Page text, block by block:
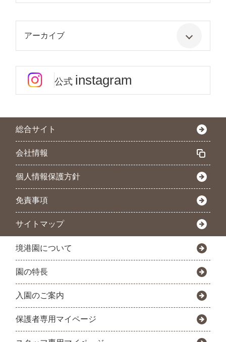
アーカイブ
公式 instagram
総合サイト
会社情報
個人情報保護方針
免責事項
サイトマップ
境港園について
園の特長
入園のご案内
保護者専用マイページ